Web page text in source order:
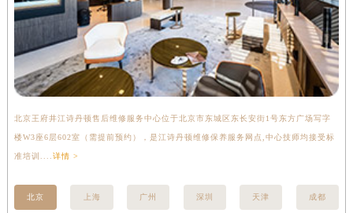
北京王府井江诗丹顿售后维修服务中心位于北京市东城区东长安街1号东方广场写字
楼W3座6层602室（需提前预约），是江诗丹顿维修保养服务网点,中心技师均接受标
准培训.... 详情 >
北京 上海 广州 深圳 天津 成都